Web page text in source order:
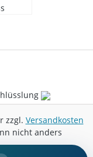
zzgl. Versandkosten
nicht anders